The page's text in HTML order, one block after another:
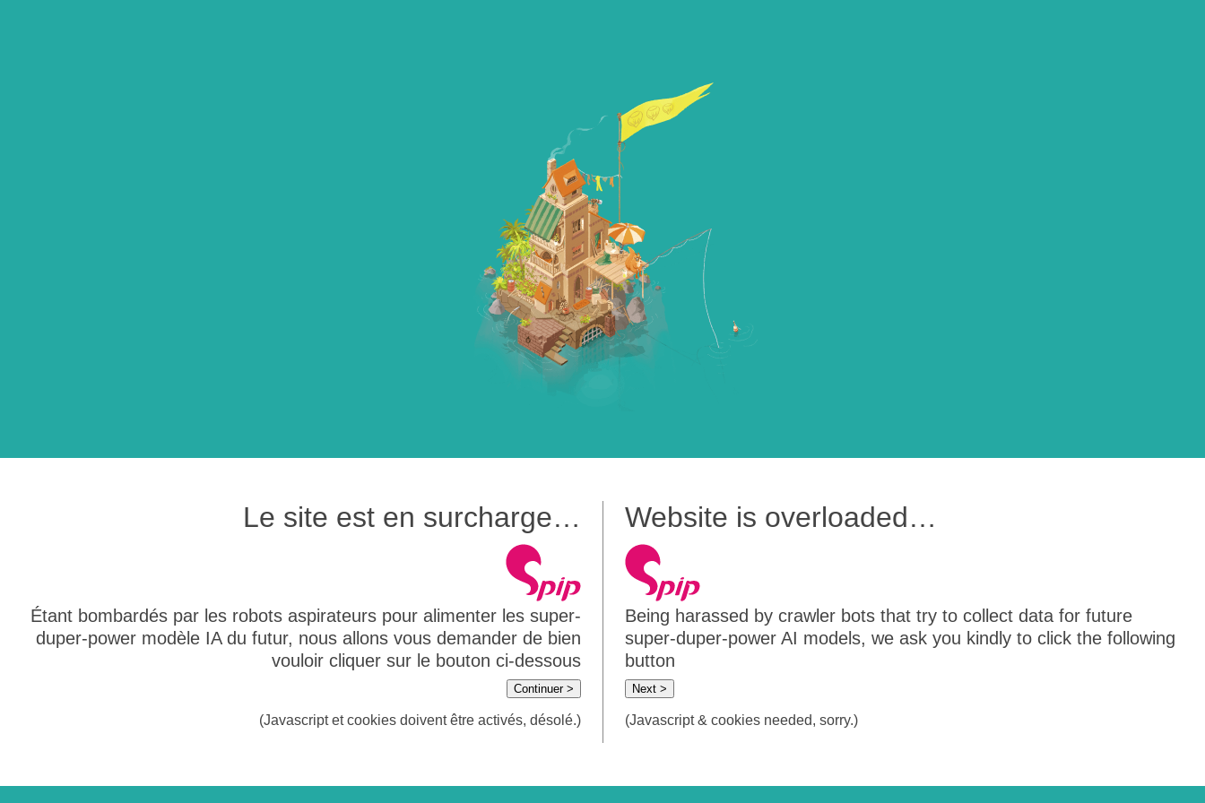
Le site est en surcharge…
Étant bombardés par les robots aspirateurs pour alimenter les super-
duper-power modèle IA du futur, nous allons vous demander de bien
vouloir cliquer sur le bouton ci-dessous
Continuer >
(Javascript et cookies doivent être activés, désolé.)
Website is overloaded…
Being harassed by crawler bots that try to collect data for future
super-duper-power AI models, we ask you kindly to click the following
button
Next >
(Javascript & cookies needed, sorry.)